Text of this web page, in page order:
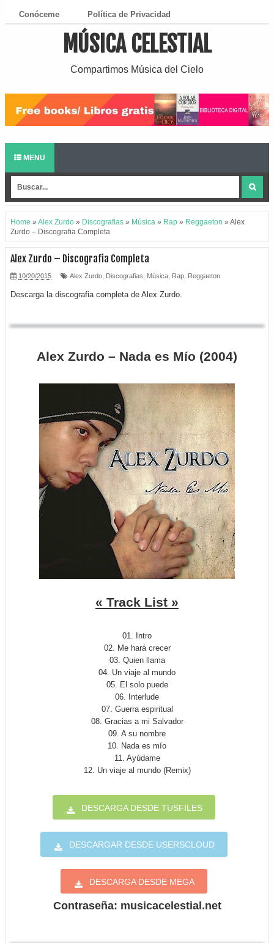
Conóceme Política de Privacidad
¿Cómo Descargar?MÚSICA CELESTIAL
Compartimos Música del Cielo
MENU
Home » Alex Zurdo » Discografias » Música » Rap » Reggaeton » Alex
Zurdo – Discografia Completa
Alex Zurdo – Discografia Completa
10/20/2015 Alex Zurdo Discografias Música Rap Reggaeton
Descarga la discografia completa de Alex Zurdo.
Alex Zurdo – Nada es Mío (2004)
« Track List »
01. Intro
02. Me hará crecer
03. Quien llama
04. Un viaje al mundo
05. El solo puede
06. Interlude
07. Guerra espiritual
08. Gracias a mi Salvador
09. A su nombre
10. Nada es mío
11. Ayúdame
12. Un viaje al mundo (Remix)
DESCARGA DESDE TUSFILES
DESCARGAR DESDE USERSCLOUD
DESCARGA DESDE MEGA
Contraseña: musicacelestial.net